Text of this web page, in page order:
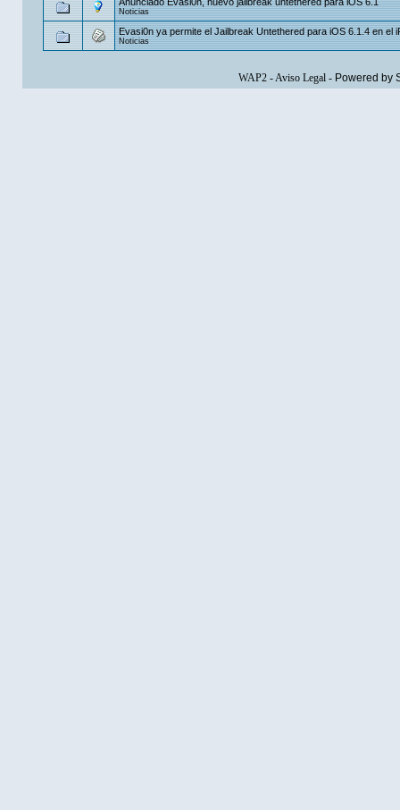
Noticias
Evasi0n ya permite el Jailbreak Untethered para iOS 6.1.4 en el
Noticias
WAP2-Aviso Legal- Powered by